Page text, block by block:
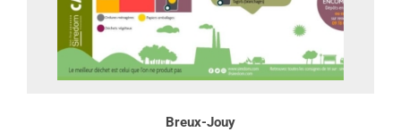
Breux-Jouy